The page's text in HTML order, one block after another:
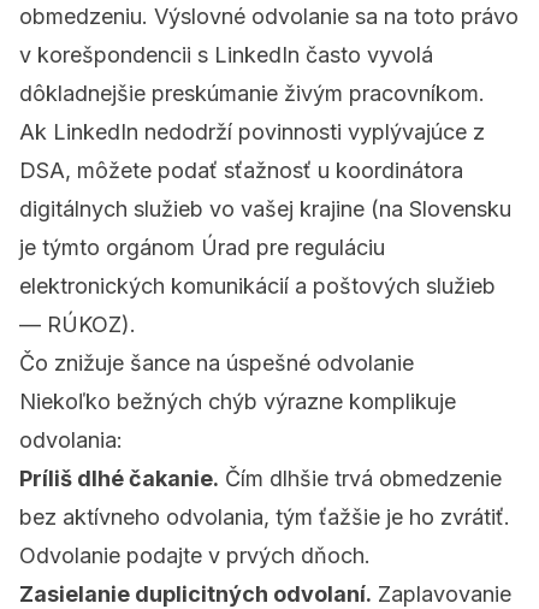
obmedzeniu. Výslovné odvolanie sa na toto právo
v korešpondencii s LinkedIn často vyvolá
dôkladnejšie preskúmanie živým pracovníkom.
Ak LinkedIn nedodrží povinnosti vyplývajúce z
DSA, môžete podať sťažnosť u koordinátora
digitálnych služieb vo vašej krajine (na Slovensku
je týmto orgánom Úrad pre reguláciu
elektronických komunikácií a poštových služieb
— RÚKOZ).
Čo znižuje šance na úspešné odvolanie
Niekoľko bežných chýb výrazne komplikuje
odvolania:
Príliš dlhé čakanie. Čím dlhšie trvá obmedzenie
bez aktívneho odvolania, tým ťažšie je ho zvrátiť.
Odvolanie podajte v prvých dňoch.
Zasielanie duplicitných odvolaní. Zaplavovanie